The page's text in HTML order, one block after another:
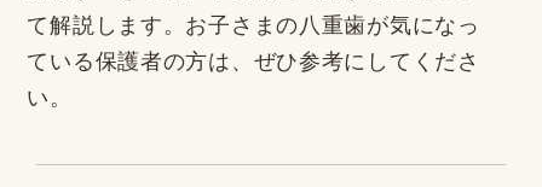
て解説します。お子さまの八重歯が気になっ
ている保護者の方は、ぜひ参考にしてくださ
い。